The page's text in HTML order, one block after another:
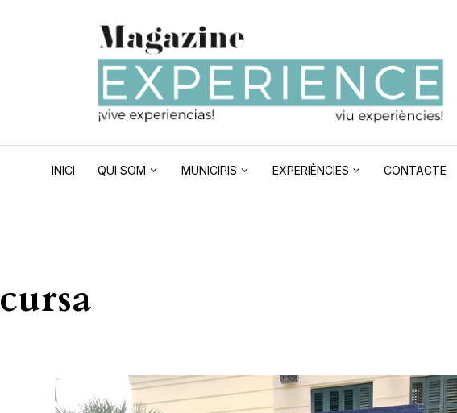
INICI QUI SOM MUNICIPIS EXPERIÈNCIES CONTACTE
cursa